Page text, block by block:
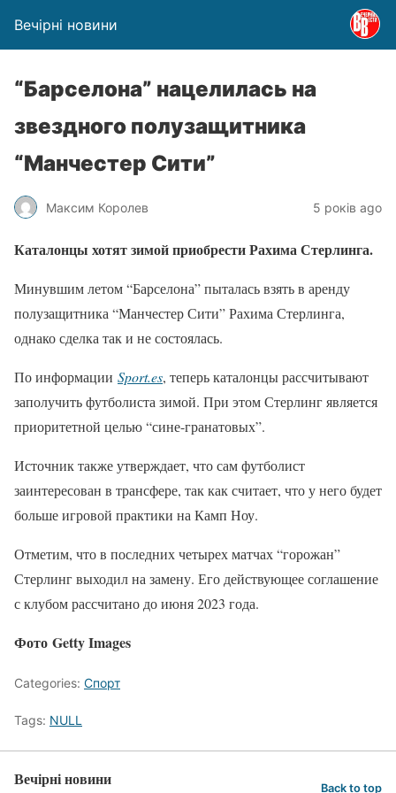
Вечірні новини
“Барселона” нацелилась на
звездного полузащитника
“Манчестер Сити”
Максим Королев 5 років ago
Каталонцы хотят зимой приобрести Рахима Стерлинга.
Минувшим летом “Барселона” пыталась взять в аренду
полузащитника “Манчестер Сити” Рахима Стерлинга,
однако сделка так и не состоялась.
По информации Sport.es, теперь каталонцы рассчитывают
заполучить футболиста зимой. При этом Стерлинг является
приоритетной целью “сине-гранатовых”.
Источник также утверждает, что сам футболист
заинтересован в трансфере, так как считает, что у него будет
больше игровой практики на Камп Ноу.
Отметим, что в последних четырех матчах “горожан”
Стерлинг выходил на замену. Его действующее соглашение
с клубом рассчитано до июня 2023 года.
Фото Getty Images
Categories: Спорт
Tags: NULL
Вечірні новини Back to top